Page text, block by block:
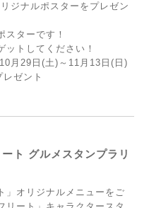
ジナルポスターをプレゼン
スターです！
トしてください！
月29日(土)～11月13日(日)
ゼント
ト グルメスタンプラリ
」オリジナルメニューをご